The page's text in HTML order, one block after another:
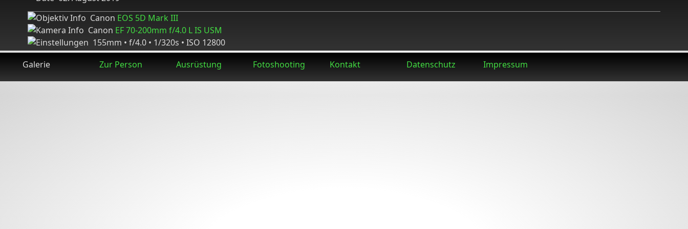
Canon EOS 5D Mark III
Canon EF 70-200mm f/4.0 L IS USM
155mm • f/4.0 • 1/320s • ISO 12800
Galerie
Zur Person Ausrüstung Fotoshooting Kontakt Datenschutz Impressum